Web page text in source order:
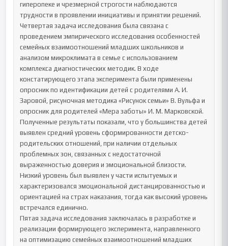
гиперопеке и чрезмерной строгости наблюдаются
трудности в проявлении инициативы и принятии решений.
Четвертая задача исследования была связана с
проведением эмпирического исследования особенностей
семейных взаимоотношений младших школьников и
анализом микроклимата в семье с использованием
комплекса диагностических методик. В ходе
констатирующего этапа эксперимента были применены
опросник по идентификации детей с родителями А. И.
Заровой, рисуночная методика «Рисунок семьи» В. Вульфа и
опросник для родителей «Мера заботы» И. М. Марковской.
Полученные результаты показали, что у большинства детей
выявлен средний уровень сформированности детско-
родительских отношений, при наличии отдельных
проблемных зон, связанных с недостаточной
выраженностью доверия и эмоциональной близости.
Низкий уровень был выявлен у части испытуемых и
характеризовался эмоциональной дистанцированностью и
ориентацией на страх наказания, тогда как высокий уровень
встречался единично.
Пятая задача исследования заключалась в разработке и
реализации формирующего эксперимента, направленного
на оптимизацию семейных взаимоотношений младших